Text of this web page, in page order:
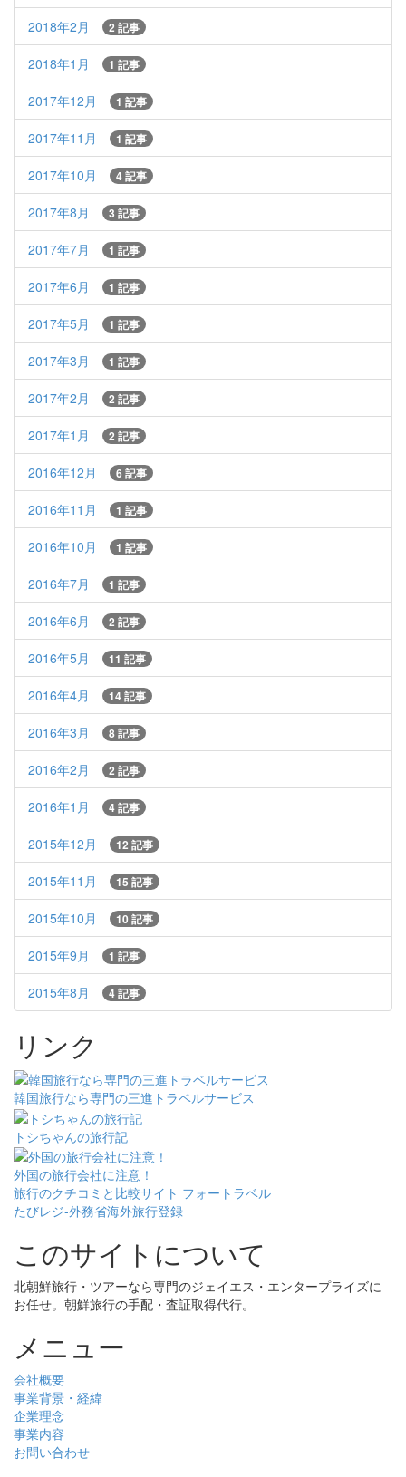
2018年2月 2 記事
2018年1月 1 記事
2017年12月 1 記事
2017年11月 1 記事
2017年10月 4 記事
2017年8月 3 記事
2017年7月 1 記事
2017年6月 1 記事
2017年5月 1 記事
2017年3月 1 記事
2017年2月 2 記事
2017年1月 2 記事
2016年12月 6 記事
2016年11月 1 記事
2016年10月 1 記事
2016年7月 1 記事
2016年6月 2 記事
2016年5月 11 記事
2016年4月 14 記事
2016年3月 8 記事
2016年2月 2 記事
2016年1月 4 記事
2015年12月 12 記事
2015年11月 15 記事
2015年10月 10 記事
2015年9月 1 記事
2015年8月 4 記事
リンク
韓国旅行なら専門の三進トラベルサービス
トシちゃんの旅行記
外国の旅行会社に注意！
旅行のクチコミと比較サイト フォートラベル
たびレジ-外務省海外旅行登録
このサイトについて
北朝鮮旅行・ツアーなら専門のジェイエス・エンタープライズに
お任せ。朝鮮旅行の手配・査証取得代行。
メニュー
会社概要
事業背景・経緯
企業理念
事業内容
お問い合わせ